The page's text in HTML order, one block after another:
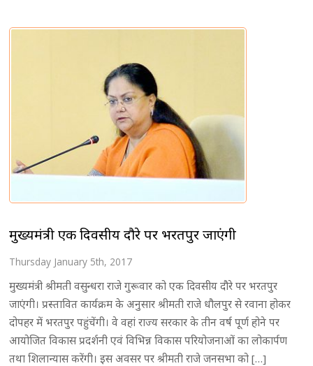
मुख्यमंत्री एक दिवसीय दौरे पर भरतपुर जाएंगी
Thursday January 5th, 2017
मुख्यमंत्री श्रीमती वसुन्धरा राजे गुरूवार को एक दिवसीय दौरे पर भरतपुर
जाएंगी। प्रस्तावित कार्यक्रम के अनुसार श्रीमती राजे धौलपुर से रवाना होकर
दोपहर में भरतपुर पहुंचेंगी। वे वहां राज्य सरकार के तीन वर्ष पूर्ण होने पर
आयोजित विकास प्रदर्शनी एवं विभिन्न विकास परियोजनाओं का लोकार्पण
तथा शिलान्यास करेंगी। इस अवसर पर श्रीमती राजे जनसभा को […]